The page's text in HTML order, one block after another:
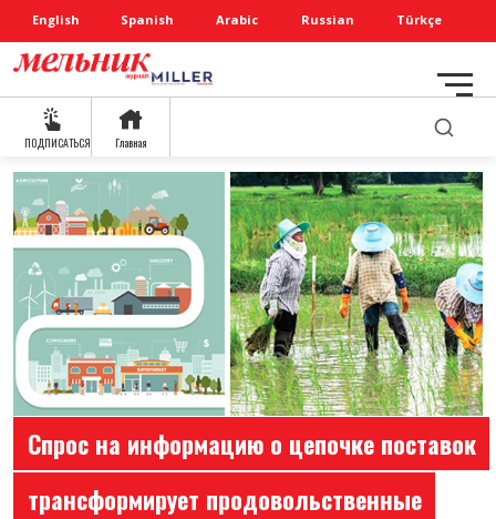
English Spanish Arabic Russian Türkçe
ПОДПИСАТЬСЯ Главная
Спрос на информацию о цепочке поставок
трансформирует продовольственные